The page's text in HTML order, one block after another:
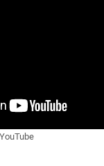
YouTube